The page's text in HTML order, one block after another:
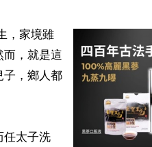
，家境雖
而，就是這
子，鄉人都
任太子洗